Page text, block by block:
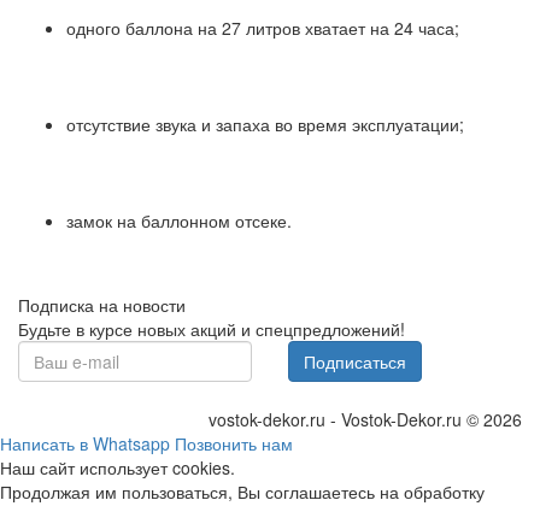
одного баллона на 27 литров хватает на 24 часа;
отсутствие звука и запаха во время эксплуатации;
замок на баллонном отсеке.
Подписка на новости
Будьте в курсе новых акций и спецпредложений!
Подписаться
vostok-dekor.ru - Vostok-Dekor.ru © 2026
Написать в Whatsapp Позвонить нам
Наш сайт использует cookies.
Продолжая им пользоваться, Вы соглашаетесь на обработку